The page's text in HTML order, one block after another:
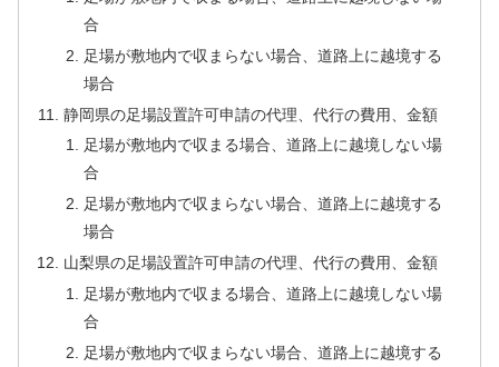
合
足場が敷地内で収まらない場合、道路上に越境する
場合
静岡県の足場設置許可申請の代理、代行の費用、金額
足場が敷地内で収まる場合、道路上に越境しない場
合
足場が敷地内で収まらない場合、道路上に越境する
場合
山梨県の足場設置許可申請の代理、代行の費用、金額
足場が敷地内で収まる場合、道路上に越境しない場
合
足場が敷地内で収まらない場合、道路上に越境する